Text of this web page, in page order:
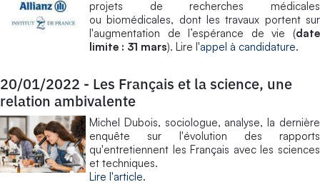
projets de recherches médicales
ou biomédicales, dont les travaux portent sur
l'augmentation de l’espérance de vie (date
limite : 31 mars). Lire l'appel à candidature.
20/01/2022 - Les Français et la science, une
relation ambivalente
Michel Dubois, sociologue, analyse, la dernière
enquête sur l'évolution des rapports
qu'entretiennent les Français avec les sciences
et techniques.
Lire l'article.